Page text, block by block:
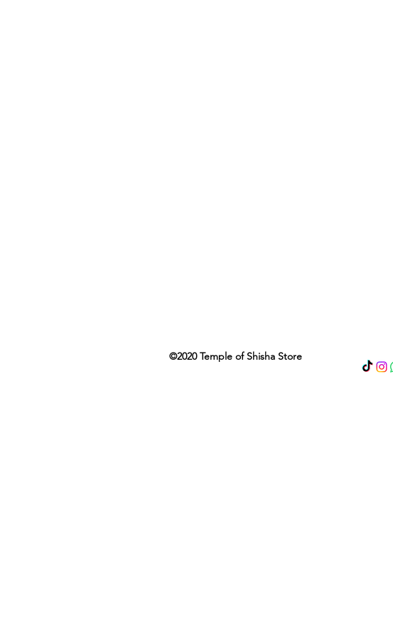
©2020 Temple of Shisha Store